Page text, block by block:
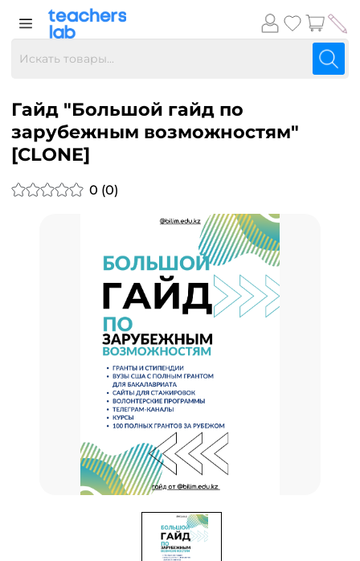
Гайд "Большой гайд по
зарубежным возможностям"
[CLONE]
0 (0)